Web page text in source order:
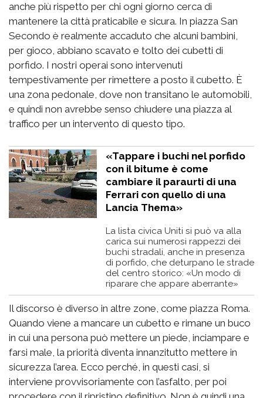
anche più rispetto per chi ogni giorno cerca di
mantenere la città praticabile e sicura. In piazza San
Secondo è realmente accaduto che alcuni bambini,
per gioco, abbiano scavato e tolto dei cubetti di
porfido. I nostri operai sono intervenuti
tempestivamente per rimettere a posto il cubetto. È
una zona pedonale, dove non transitano le automobili,
e quindi non avrebbe senso chiudere una piazza al
traffico per un intervento di questo tipo.
«Tappare i buchi nel porfido
con il bitume è come
cambiare il paraurti di una
Ferrari con quello di una
Lancia Thema»
La lista civica Uniti si può va alla
carica sui numerosi rappezzi dei
buchi stradali, anche in presenza
di porfido, che deturpano le strade
del centro storico: «Un modo di
riparare che appare aberrante»
Il discorso è diverso in altre zone, come piazza Roma.
Quando viene a mancare un cubetto e rimane un buco
in cui una persona può mettere un piede, inciampare e
farsi male, la priorità diventa innanzitutto mettere in
sicurezza l’area. Ecco perché, in questi casi, si
interviene provvisoriamente con l’asfalto, per poi